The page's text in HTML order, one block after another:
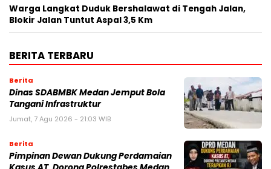
Warga Langkat Duduk Bershalawat di Tengah Jalan,
Blokir Jalan Tuntut Aspal 3,5 Km
BERITA TERBARU
Berita
Dinas SDABMBK Medan Jemput Bola
Tangani Infrastruktur
Jumat, 7 Agu 2026 - 21:03 WIB
Berita
Pimpinan Dewan Dukung Perdamaian